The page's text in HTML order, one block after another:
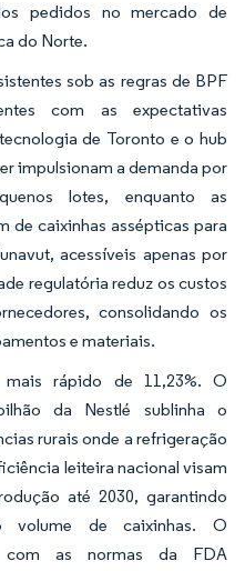
pedidos no mercado de
do Norte.
sob as regras de BPF
com as expectativas
de Toronto e o hub
impulsionam a demanda por
lotes, enquanto as
de caixinhas assépticas para
acessíveis apenas por
regulatória reduz os custos
consolidando os
e materiais.
rápido de 11,23%. O
da Nestlé sublinha o
rurais onde a refrigeração
leiteira nacional visam
até 2030, garantindo
volume de caixinhas. O
com as normas da FDA